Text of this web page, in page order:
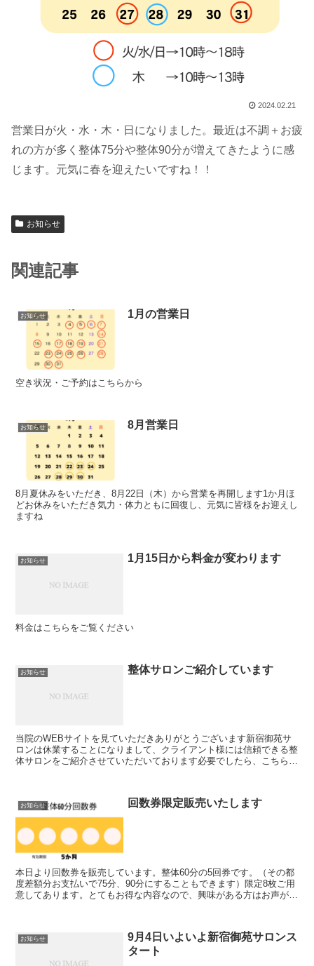
2024.02.21
営業日が火・水・木・日になりました。最近は不調＋お疲
れの方が多く整体75分や整体90分が増えてきたように感
じます。元気に春を迎えたいですね！！
お知らせ
関連記事
お知らせ 1月の営業日
空き状況・ご予約はこちらから
お知らせ 8月営業日
8月夏休みをいただき、8月22日（木）から営業を再開します1か月ほ
どお休みをいただき気力・体力ともに回復し、元気に皆様をお迎えし
ますね
お知らせ 1月15日から料金が変わります
料金はこちらをご覧ください
お知らせ 整体サロンご紹介しています
当院のWEBサイトを見ていただきありがとうございます新宿御苑サ
ロンは休業することになりまして、クライアント様には信頼できる整
体サロンをご紹介させていただいております必要でしたら、こちらか
お知らせ 回数券限定販売いたします
本日より回数券を販売しています。整体60分の5回券です。（その都
度差額分お支払いで75分、90分にすることもできます）限定8枚ご用
意してあります。とてもお得な内容なので、興味がある方はお声がけ
お知らせ
9月4日いよいよ新宿御苑サロンス
タート